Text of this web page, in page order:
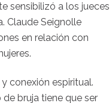
sensibilizó a los jueces
Claude Seignolle
en relación con
conexión espiritual.
bruja tiene que ser